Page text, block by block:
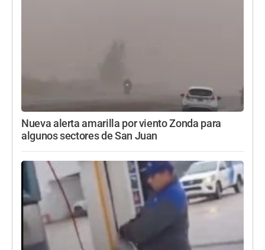
Nueva alerta amarilla por viento Zonda para
algunos sectores de San Juan